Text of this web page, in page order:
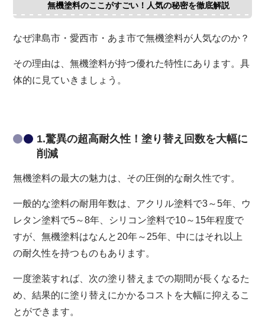
無機塗料のここがすごい！人気の秘密を徹底解説
なぜ津島市・愛西市・あま市で無機塗料が人気なのか？
その理由は、無機塗料が持つ優れた特性にあります。具
体的に見ていきましょう。
1.驚異の超高耐久性！塗り替え回数を大幅に
削減
無機塗料の最大の魅力は、その圧倒的な耐久性です。
一般的な塗料の耐用年数は、アクリル塗料で3～5年、ウ
レタン塗料で5～8年、シリコン塗料で10～15年程度で
すが、無機塗料はなんと20年～25年、中にはそれ以上
の耐久性を持つものもあります。
一度塗装すれば、次の塗り替えまでの期間が長くなるた
め、結果的に塗り替えにかかるコストを大幅に抑えるこ
とができます。